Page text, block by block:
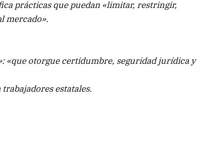
prácticas que puedan «limitar, restringir,
mercado».
«que otorgue certidumbre, seguridad jurídica y
estatales.